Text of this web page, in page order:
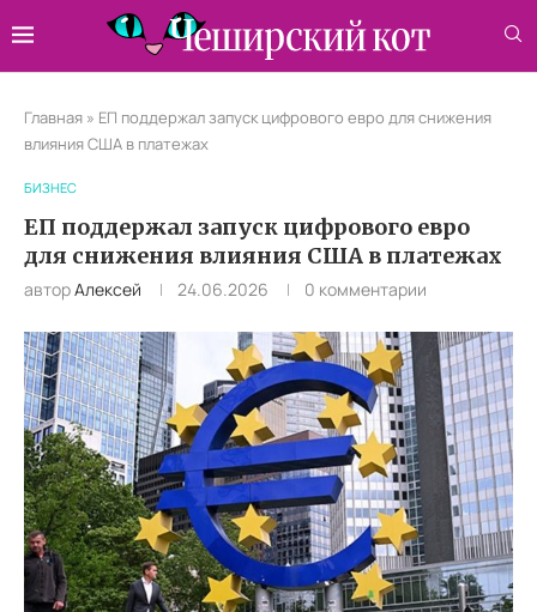
Главная » ЕП поддержал запуск цифрового евро для снижения
влияния США в платежах
БИЗНЕС
ЕП поддержал запуск цифрового евро
для снижения влияния США в платежах
авторАлексей 24.06.2026 0 комментарии